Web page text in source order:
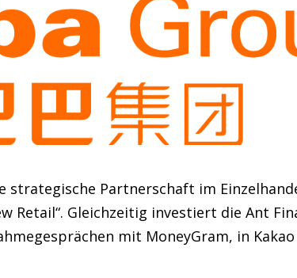
strategische Partnerschaft im
Retail“. Gleichzeitig investiert die Ant
mit MoneyGram, in Kakao